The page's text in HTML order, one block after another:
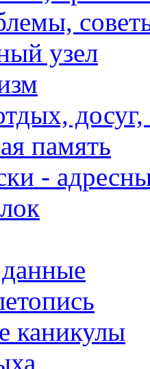
узел
память
-
каникулы